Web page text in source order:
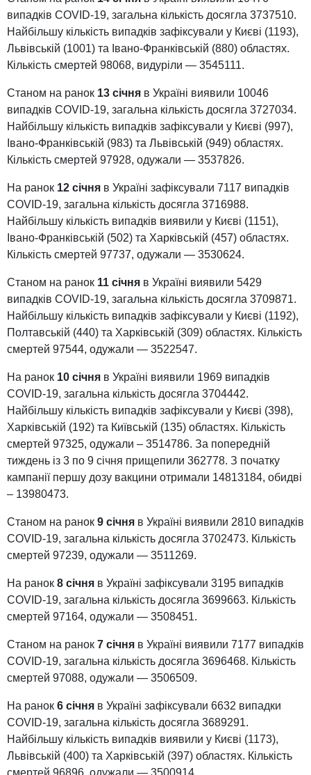
випадків COVID-19, загальна кількість досягла 3737510.
Найбільшу кількість випадків зафіксували у Києві (1193),
Львівській (1001) та Івано-Франківській (880) областях.
Кількість смертей 98068, видуріли — 3545111.
Станом на ранок 13 січня в Україні виявили 10046
випадків COVID-19, загальна кількість досягла 3727034.
Найбільшу кількість випадків зафіксували у Києві (997),
Івано-Франківській (983) та Львівській (949) областях.
Кількість смертей 97928, одужали — 3537826.
На ранок 12 січня в Україні зафіксували 7117 випадків
COVID-19, загальна кількість досягла 3716988.
Найбільшу кількість випадків виявили у Києві (1151),
Івано-Франківській (502) та Харківській (457) областях.
Кількість смертей 97737, одужали — 3530624.
Станом на ранок 11 січня в Україні виявили 5429
випадків COVID-19, загальна кількість досягла 3709871.
Найбільшу кількість випадків зафіксували у Києві (1192),
Полтавській (440) та Харківській (309) областях. Кількість
смертей 97544, одужали — 3522547.
На ранок 10 січня в Україні виявили 1969 випадків
COVID-19, загальна кількість досягла 3704442.
Найбільшу кількість випадків зафіксували у Києві (398),
Харківській (192) та Київській (135) областях. Кількість
смертей 97325, одужали – 3514786. За попередній
тиждень із 3 по 9 січня прищепили 362778. З початку
кампанії першу дозу вакцини отримали 14813184, обидві
– 13980473.
Станом на ранок 9 січня в Україні виявили 2810 випадків
COVID-19, загальна кількість досягла 3702473. Кількість
смертей 97239, одужали — 3511269.
На ранок 8 січня в Україні зафіксували 3195 випадків
COVID-19, загальна кількість досягла 3699663. Кількість
смертей 97164, одужали — 3508451.
Станом на ранок 7 січня в Україні виявили 7177 випадків
COVID-19, загальна кількість досягла 3696468. Кількість
смертей 97088, одужали — 3506509.
На ранок 6 січня в Україні зафіксували 6632 випадки
COVID-19, загальна кількість досягла 3689291.
Найбільшу кількість випадків виявили у Києві (1173),
Львівській (400) та Харківській (397) областях. Кількість